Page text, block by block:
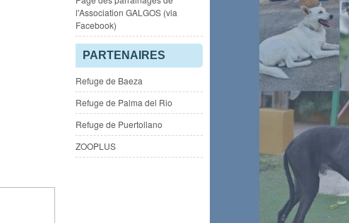
l'Association GALGOS (via
Facebook)
PARTENAIRES
Refuge de Baeza
Refuge de Palma del Rio
Refuge de Puertollano
ZOOPLUS